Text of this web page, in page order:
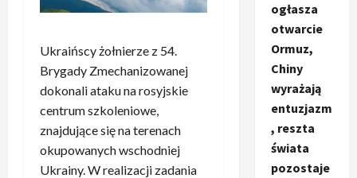
Ukraińscy żołnierze z 54.
Brygady Zmechanizowanej
dokonali ataku na rosyjskie
centrum szkoleniowe,
znajdujące się na terenach
okupowanych wschodniej
Ukrainy. W realizacji zadania
ogłasza
otwarcie
Ormuz,
Chiny
wyrażają
entuzjazm
, reszta
świata
pozostaje